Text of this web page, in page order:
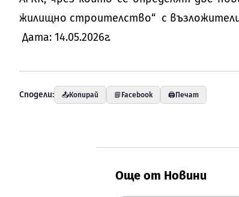
жилищно строителство“ с
Дата: 14.05.2026г.
Сподели: 📤Копирай 📘 Facebook 🖨️ Печат
Още от Новини